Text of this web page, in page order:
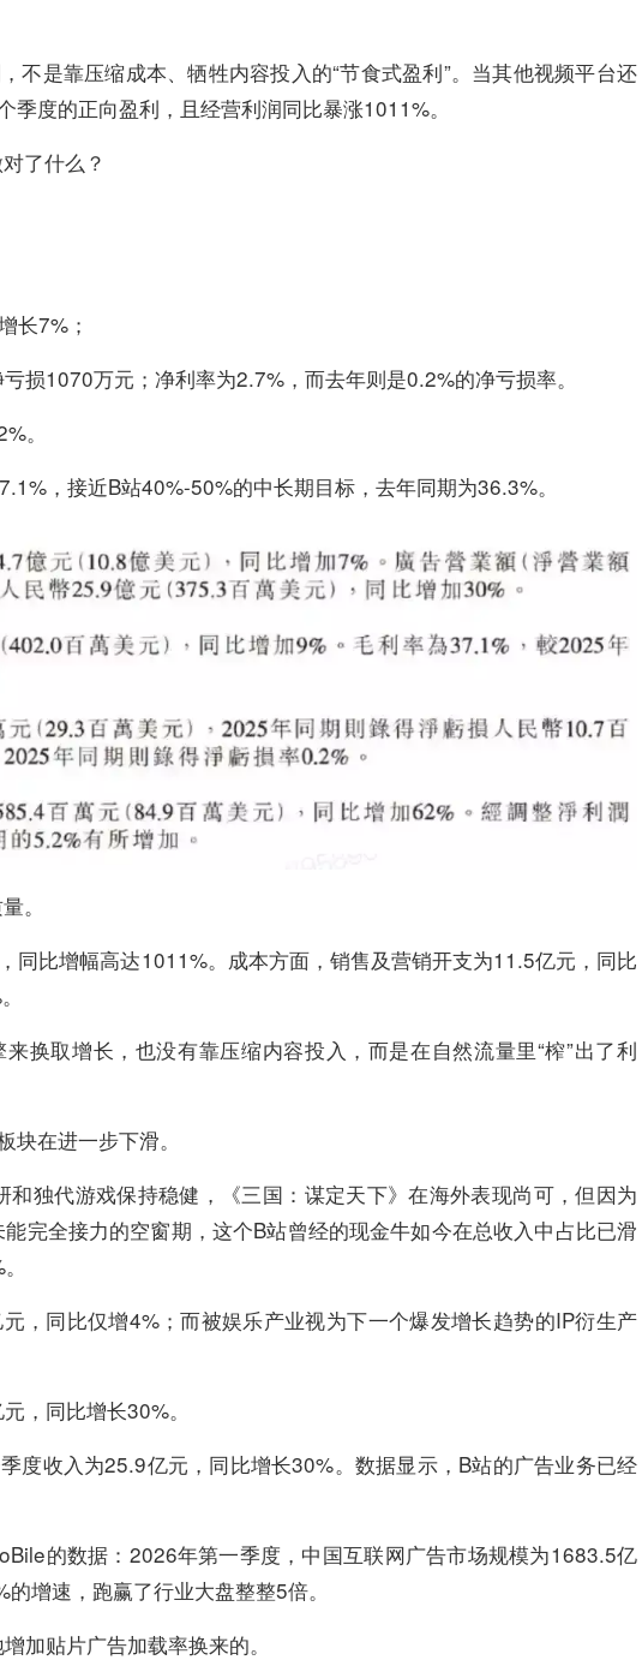
不是靠压缩成本、牺牲内容投入的“节食式盈利”。当其他视频平台还
度的正向盈利，且经营利润同比暴涨1011%。
了什么？
长7%；
损1070万元；净利率为2.7%，而去年则是0.2%的净亏损率。
。
，接近B站40%-50%的中长期目标，去年同期为36.3%。
。
同比增幅高达1011%。成本方面，销售及营销开支为11.5亿元，同比
换取增长，也没有靠压缩内容投入，而是在自然流量里“榨”出了利
在进一步下滑。
和独代游戏保持稳健，《三国：谋定天下》在海外表现尚可，但因为
完全接力的空窗期，这个B站曾经的现金牛如今在总收入中占比已滑
，同比仅增4%；而被娱乐产业视为下一个爆发增长趋势的IP衍生产
，同比增长30%。
度收入为25.9亿元，同比增长30%。数据显示，B站的广告业务已经
的数据：2026年第一季度，中国互联网广告市场规模为1683.5亿
增速，跑赢了行业大盘整整5倍。
加贴片广告加载率换来的。